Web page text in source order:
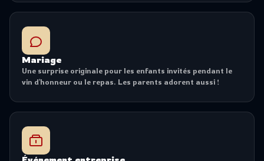
Mariage
Une surprise originale pour les enfants invités pendant le
vin d'honneur ou le repas. Les parents adorent aussi !